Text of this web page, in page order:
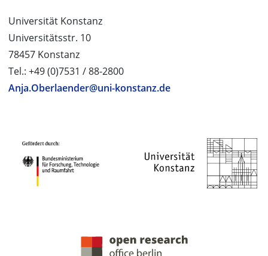
Universität Konstanz
Universitätsstr. 10
78457 Konstanz
Tel.: +49 (0)7531 / 88-2800
Anja.Oberlaender@uni-konstanz.de